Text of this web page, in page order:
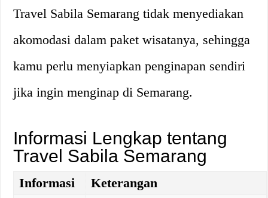
Travel Sabila Semarang tidak menyediakan
akomodasi dalam paket wisatanya, sehingga
kamu perlu menyiapkan penginapan sendiri
jika ingin menginap di Semarang.
Informasi Lengkap tentang
Travel Sabila Semarang
Informasi
Keterangan